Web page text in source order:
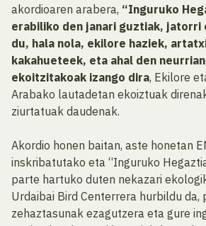
akordioaren arabera, “Inguruko
erabiliko den janari guztiak, jatorri
du, hala nola, ekilore haziek,
kakahueteek, eta ahal den
ekoitzitakoak izango dira, Ekilore
Arabako lautadetan ekoiztuak
ziurtatuak daudenak.
Akordio honen baitan, aste honetan
inskribatutako eta “Inguruko
parte hartuko duten nekazari
Urdaibai Bird Centerrera hurbildu da,
zehaztasunak ezagutzera eta gure